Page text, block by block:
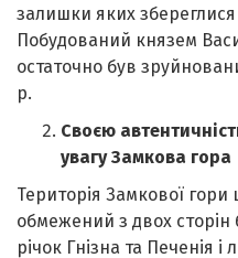
залишки яких
Побудований князем
остаточно був
р.
Своєю
увагу Замкова гора
Територія Замкової
обмежений з двох
річок Гнізна та Печенія